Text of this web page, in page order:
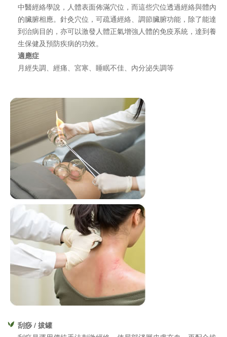
中醫經絡學說，人體表面佈滿穴位，而這些穴位透過經絡與體內
的臟腑相應。針灸穴位，可疏通經絡、調節臟腑功能，除了能達
到治病目的，亦可以激發人體正氣增強人體的免疫系統，達到養
生保健及預防疾病的功效。
適應症
月經失調、經痛、宮寒、睡眠不佳、內分泌失調等
刮痧 / 拔罐